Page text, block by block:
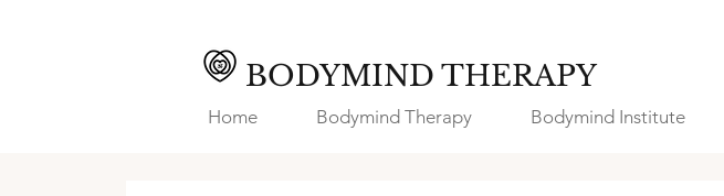
BODYMIND THERAPY
Home Bodymind Therapy Bodymind Institute